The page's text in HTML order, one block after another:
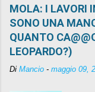
MOLA: I LAVORI
SONO UNA
QUANTO
LEOPARDO?)
Di Mancio - maggio 09,